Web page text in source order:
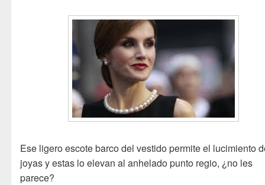
Ese ligero escote barco del vestido permite el lucimiento
joyas y estas lo elevan al anhelado punto regio, ¿no les
parece?